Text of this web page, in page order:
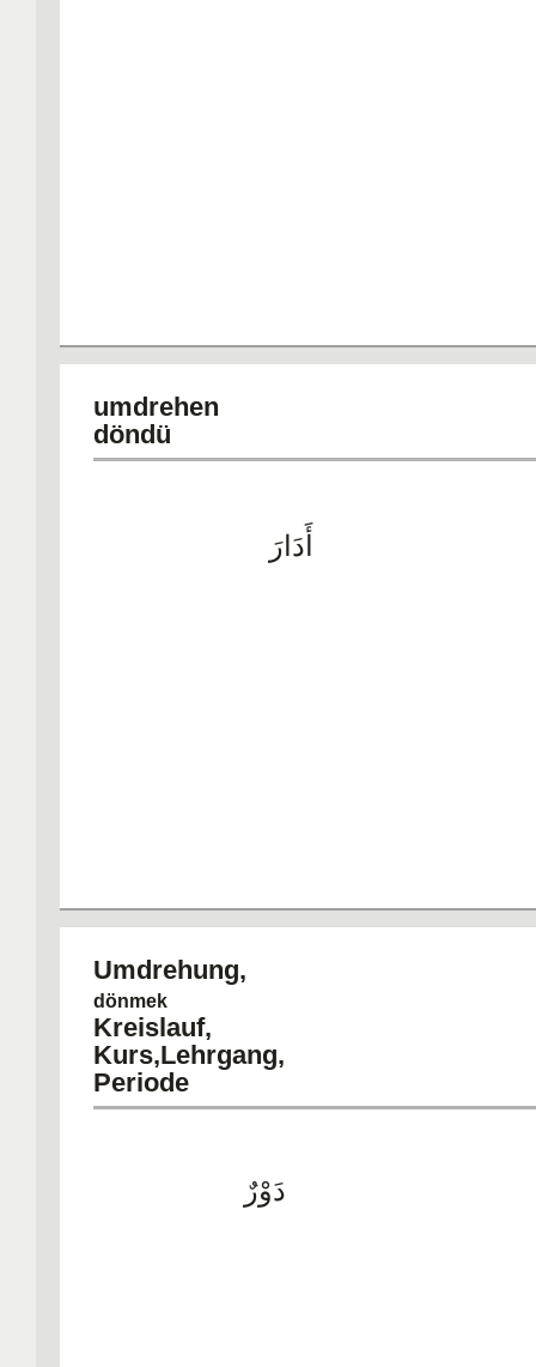
döndü
أَدَارَ
dönmek
Kreislauf,
Kurs,Lehrgang,
Periode
دَوْرٌ